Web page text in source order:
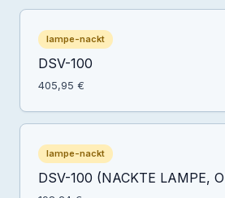
lampe-nackt
DSV-100
405,95 €
lampe-nackt
DSV-100 (NACKTE LAMPE,